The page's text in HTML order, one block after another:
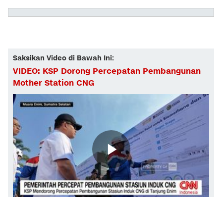
Saksikan Video di Bawah Ini:
VIDEO: KSP Dorong Percepatan Pembangunan
Mother Station CNG